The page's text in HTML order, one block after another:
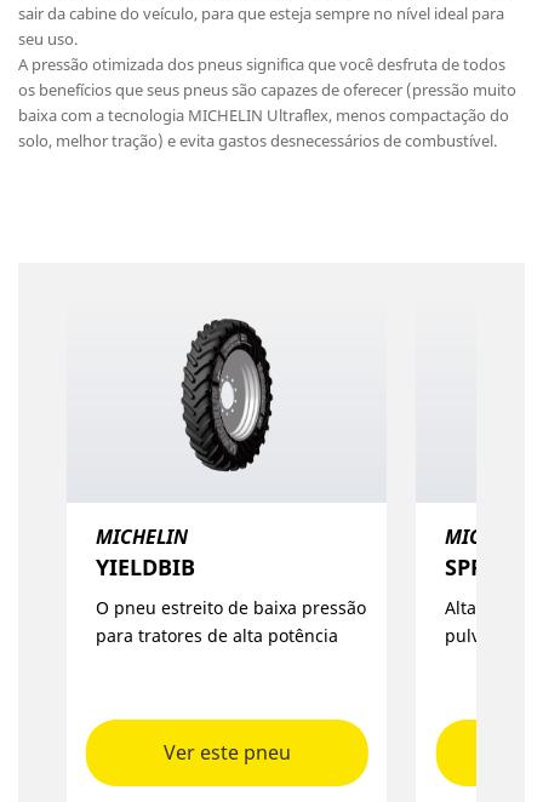
sair da cabine do veículo, para que esteja sempre no nível ideal para
seu uso.
A pressão otimizada dos pneus significa que você desfruta de todos
os benefícios que seus pneus são capazes de oferecer (pressão muito
baixa com a tecnologia MICHELIN Ultraflex, menos compactação do
solo, melhor tração) e evita gastos desnecessários de combustível.
MICHELIN
YIELDBIB
O pneu estreito de baixa pressão
para tratores de alta potência
Ver este pneu
MICHELIN
Alta